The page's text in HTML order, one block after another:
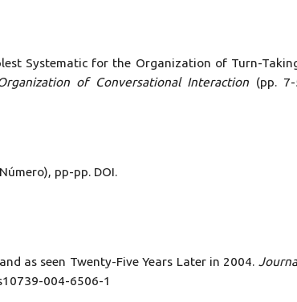
Systematic for the Organization of Turn-
of Conversational Interaction (pp. 7-
pp-pp. DOI.
as seen Twenty-Five Years Later in 2004.
004-6506-1